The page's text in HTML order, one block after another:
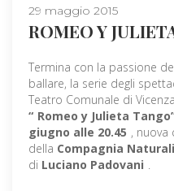
29 maggio 2015
ROMEO Y
Termina con la passione
ballare, la serie degli
Teatro Comunale di
“ Romeo y Julieta
giugno alle 20.45 , nuova
della Compagnia
di Luciano Padovani .